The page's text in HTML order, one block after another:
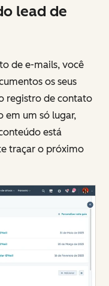
lead de
de e-mails, você
os seus
registro de contato
em um só lugar,
está
traçar o próximo